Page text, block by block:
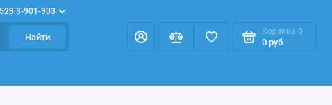
3-901-903
Найти
Корзина 0
0 руб